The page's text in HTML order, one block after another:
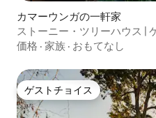
カマーウンガの一軒家
ストーニー・ツリーハウス |
な隠れ家
価格 · 家族 · おもてなし
ゲストチョイス
ゲストチョイス